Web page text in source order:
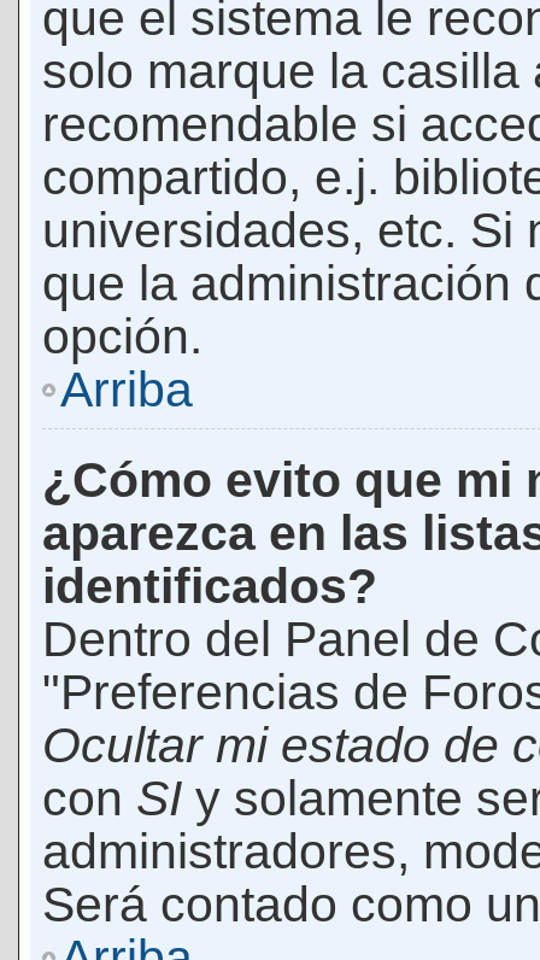
que el sistema le
solo marque la casilla
recomendable si
compartido, e.j.
universidades, etc. Si
que la administración
opción.
Arriba
¿Cómo evito que mi
aparezca en las
identificados?
Dentro del Panel de
"Preferencias de
Ocultar mi estado de
con SI y solamente
administradores,
Será contado como